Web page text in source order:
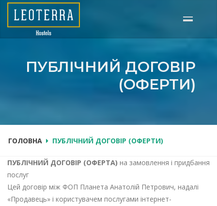
Перейти
основного
ПУБЛІЧНИЙ ДОГОВІР
(ОФЕРТИ)
ГОЛОВНА ПУБЛІЧНИЙ ДОГОВІР (ОФЕРТИ)
ПУБЛІЧНИЙ ДОГОВІР (ОФЕРТА) на замовлення і придбання
послуг
Цей договір між ФОП Планета Анатолій Петрович, надалі
«Продавець» і користувачем послугами інтернет-